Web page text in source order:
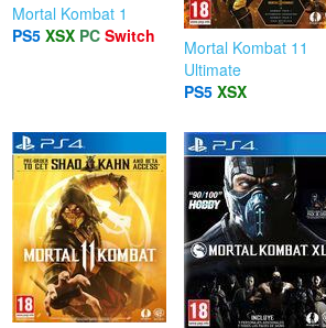
Mortal Kombat 1
PS5 XSX PC Switch
Mortal Kombat 11
Ultimate
PS5 XSX